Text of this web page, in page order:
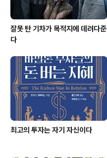
잘못 탄 기차가 목적지에 데려다준
다
최고의 투자는 자기 자신이다